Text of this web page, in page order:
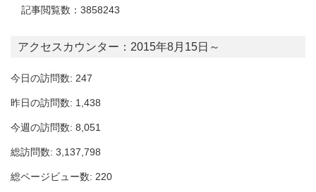
記事閲覧数：3858243
アクセスカウンター：2015年8月15日～
今日の訪問数: 247
昨日の訪問数: 1,438
今週の訪問数: 8,051
総訪問数: 3,137,798
総ページビュー数: 220